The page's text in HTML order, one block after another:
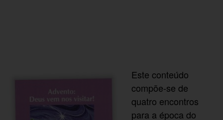
Este conteúdo
compõe-se de
quatro encontros
para a época do